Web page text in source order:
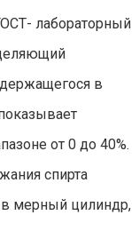
лабораторный
в
от 0 до 40%.
спирта
в мерный цилиндр,